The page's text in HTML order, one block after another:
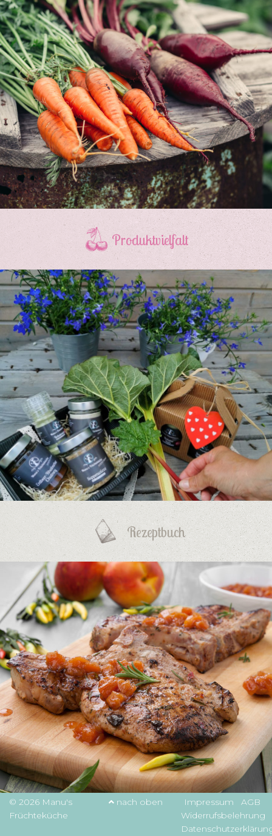
Produktvielfalt
Rezeptbuch
© 2026 Manu's
Früchteküche
nach oben Impressum
AGB
Widerrufsbelehrung